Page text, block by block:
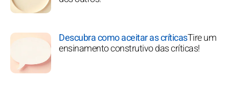
Descubra como aceitar as críticasTire um
ensinamento construtivo das críticas!